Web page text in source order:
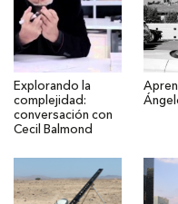
Explorando la
complejidad:
conversación con
Cecil Balmond